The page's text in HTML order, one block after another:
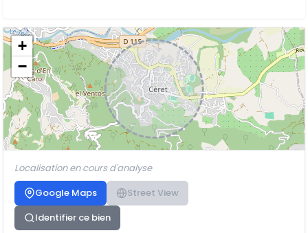
+
−
Localisation en cours d'analyse
Google Maps
Street View
Identifier ce bien